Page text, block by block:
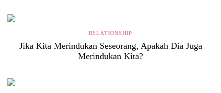
RELATIONSHIP
Jika Kita Merindukan Seseorang, Apakah Dia Juga
Merindukan Kita?